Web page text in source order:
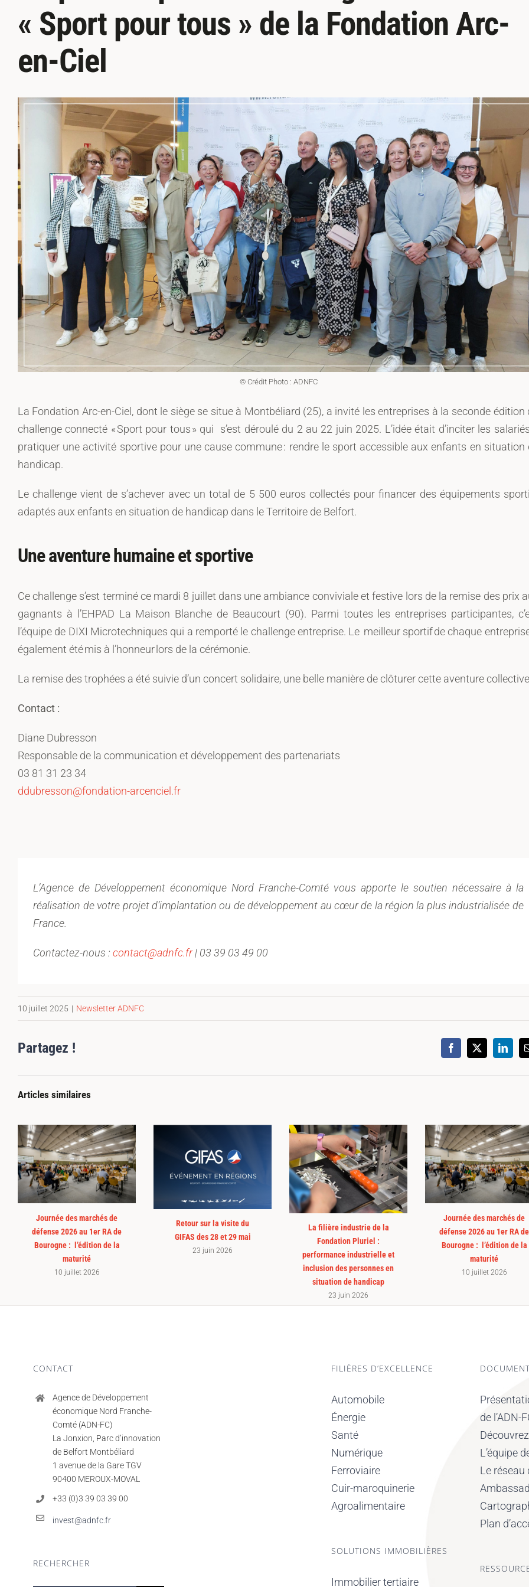
« Sport pour tous » de la Fondation Arc-
en-Ciel
© Crédit Photo : ADNFC
La Fondation Arc-en-Ciel, dont le siège se situe à Montbéliard (25), a invité les entreprises à la seconde édition
challenge connecté « Sport pour tous » qui s’est déroulé du 2 au 22 juin 2025. L’idée était d’inciter les
pratiquer une activité sportive pour une cause commune : rendre le sport accessible aux enfants en situation
handicap.
Le challenge vient de s’achever avec un total de 5 500 euros collectés pour financer des équipements
adaptés aux enfants en situation de handicap dans le Territoire de Belfort.
Une aventure humaine et sportive
Ce challenge s’est terminé ce mardi 8 juillet dans une ambiance conviviale et festive lors de la remise des prix
gagnants à l’EHPAD La Maison Blanche de Beaucourt (90). Parmi toutes les entreprises participantes,
l’équipe de DIXI Microtechniques qui a remporté le challenge entreprise. Le meilleur sportifde chaque
également étémis à l’honneurlors de la cérémonie.
La remise des trophées a été suivie d’un concert solidaire, une belle manière de clôturer cette aventure
Contact :
Diane Dubresson
Responsable de la communication et développement des partenariats
03 81 31 23 34
ddubresson@fondation-arcenciel.fr
L’Agence de Développement économique Nord Franche-Comté vous apporte le soutien nécessaire à la
réalisation de votre projet d’implantation ou de développement au cœur de la région la plus industrialisée de
France.
Contactez-nous :contact@adnfc.fr| 03 39 03 49 00
10 juillet 2025 | Newsletter ADNFC
Partagez ! Facebook
X
Articles similaires
Journée des marchés de
défense 2026 au 1er RA de
Bourogne : l’édition de la
maturité
10 juillet 2026
Retour sur la visite du
GIFAS des 28 et 29 mai
23 juin 2026
La filière industrie de la
Fondation Pluriel :
performance industrielle et
inclusion des personnes en
situation de handicap
23 juin 2026
Journée des marchés de
défense 2026 au 1er RA de
Bourogne : l’édition de la
maturité
10 juillet 2026
CONTACT
Agence de Développement
économique Nord Franche-
Comté (ADN-FC)
La Jonxion, Parc d’innovation
de Belfort Montbéliard
1 avenue de la Gare TGV
90400 MEROUX-MOVAL
+33 (0)3 39 03 39 00
invest@adnfc.fr
RECHERCHER
FILIÈRES D’EXCELLENCE
Automobile
Énergie
Santé
Numérique
Ferroviaire
Cuir-maroquinerie
Agroalimentaire
SOLUTIONS IMMOBILIÈRES
Immobilier tertiaire
de l’ADN-
L’équipe
Le réseau
Plan